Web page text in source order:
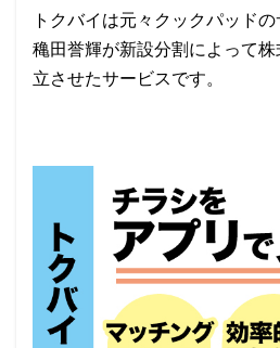
トクバイは元々クックパッド
穐田誉輝が新設分割によって
立させたサービスです。